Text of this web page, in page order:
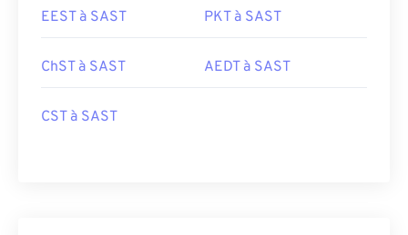
EEST à SAST PKT à SAST
ChST à SAST AEDT à SAST
CST à SAST